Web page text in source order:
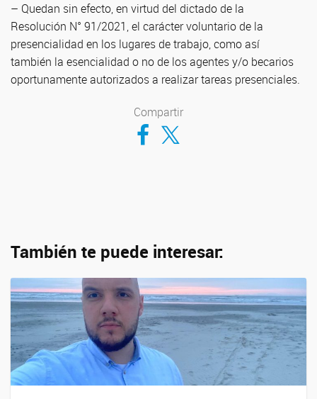
– Quedan sin efecto, en virtud del dictado de la
Resolución N° 91/2021, el carácter voluntario de la
presencialidad en los lugares de trabajo, como así
también la esencialidad o no de los agentes y/o becarios
oportunamente autorizados a realizar tareas presenciales.
Compartir
Compartir en Facebook
Compartir en Twitter
También te puede interesar: